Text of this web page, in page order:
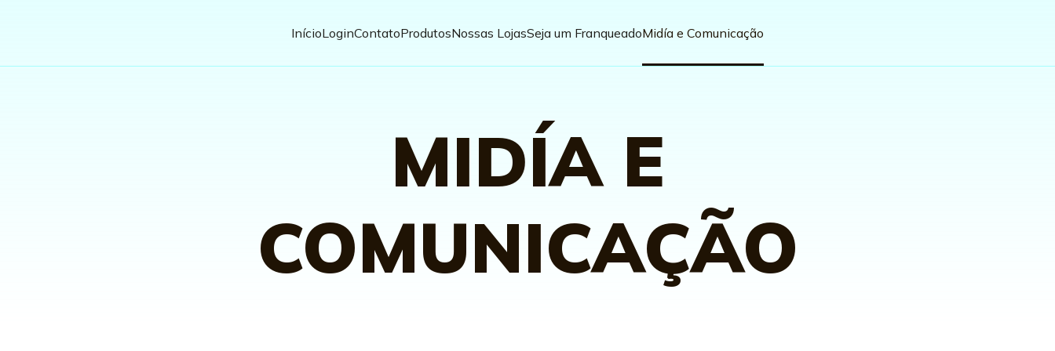
InícioLoginContatoProdutosNossas LojasSeja um FranqueadoMidía e Comunicação
MIDÍA E
COMUNICAÇÃO